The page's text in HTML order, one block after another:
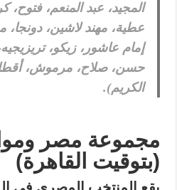
المجيد، عبد المنعم،
عطية، مهند لاشين، دونجا،
إمام عاشور، زيكو،
حسن، صلاح، مرموش،
الكريم).
مجموعة مصر
(بتوقيت القاهرة)